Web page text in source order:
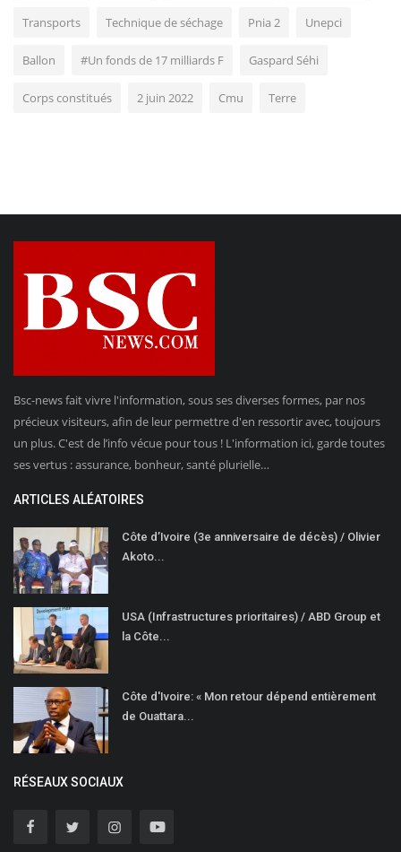
Transports Technique de séchage Pnia 2 Unepci
Ballon #Un fonds de 17 milliards F Gaspard Séhi
Corps constitués 2 juin 2022 Cmu Terre
Bsc-news fait vivre l'information, sous ses diverses formes, par nos
précieux visiteurs, afin de leur permettre d'en ressortir avec, toujours
un plus. C'est de l’info vécue pour tous ! L'information ici, garde toutes
ses vertus : assurance, bonheur, santé plurielle…
ARTICLES ALÉATOIRES
Côte d’Ivoire (3e anniversaire de décès) / Olivier
Akoto...
USA (Infrastructures prioritaires) / ABD Group et
la Côte...
Côte d'Ivoire: « Mon retour dépend entièrement
de Ouattara...
RÉSEAUX SOCIAUX